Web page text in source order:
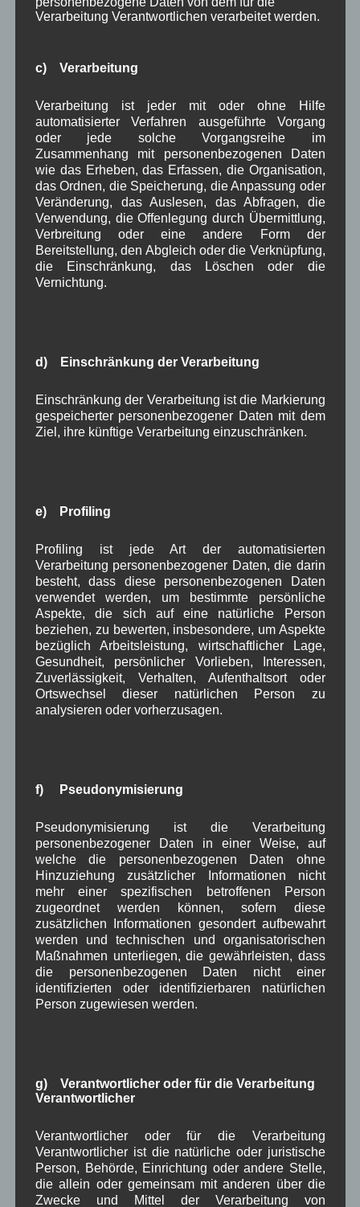
Quelle: Aushang am Rathaus Wallgau
Datenübermittlung für
Wehrverwaltung
Bekanntmachu
ng:
Freiwilliger
Wehrdienst
Übermittlung von
Daten an das
Aushang Rathaus Verwaltung
Blutspenden 30.09.2015
Grund und
Mittelschule
Mauthweg
11, Mittenwald
Disclaimer
Quelle: Aushang am Rathaus Wallgau
Aushang Rathaus,um Wallgau
1.
Baumaßnahme
in der
Dorferneuerun
Baubeginn:
Fußweg „Hölle“ und „Zigarettensteig“ am 21.
September 2015
Bauende:
Voraussichtlich am 20. November 2015
Bauvorhaben,Bildergalerie,Dorferneuerung Video,Woiga.de,
Zigarettensteig
Holzarbeiten am Simetsberg
Verarbeitung Verantwortlichen verarbeitet werden.
c) Verarbeitung
Verarbeitung ist jeder mit oder ohne Hilfe
automatisierter Verfahren ausgeführte Vorgang
oder jede solche Vorgangsreihe im
Zusammenhang mit personenbezogenen Daten
wie das Erheben, das Erfassen, die Organisation,
das Ordnen, die Speicherung, die Anpassung oder
Veränderung, das Auslesen, das Abfragen, die
Verwendung, die Offenlegung durch Übermittlung,
Verbreitung oder eine andere Form der
Bereitstellung, den Abgleich oder die Verknüpfung,
die Einschränkung, das Löschen oder die
Vernichtung.
d) Einschränkung der Verarbeitung
Einschränkung der Verarbeitung ist die Markierung
gespeicherter personenbezogener Daten mit dem
Ziel, ihre künftige Verarbeitung einzuschränken.
e) Profiling
Profiling ist jede Art der automatisierten
Verarbeitung personenbezogener Daten, die darin
besteht, dass diese personenbezogenen Daten
verwendet werden, um bestimmte persönliche
Aspekte, die sich auf eine natürliche Person
beziehen, zu bewerten, insbesondere, um Aspekte
bezüglich Arbeitsleistung, wirtschaftlicher Lage,
Gesundheit, persönlicher Vorlieben, Interessen,
Zuverlässigkeit, Verhalten, Aufenthaltsort oder
Ortswechsel dieser natürlichen Person zu
analysieren oder vorherzusagen.
f) Pseudonymisierung
Pseudonymisierung ist die Verarbeitung
personenbezogener Daten in einer Weise, auf
welche die personenbezogenen Daten ohne
Hinzuziehung zusätzlicher Informationen nicht
mehr einer spezifischen betroffenen Person
zugeordnet werden können, sofern diese
zusätzlichen Informationen gesondert aufbewahrt
werden und technischen und organisatorischen
Maßnahmen unterliegen, die gewährleisten, dass
die personenbezogenen Daten nicht einer
identifizierten oder identifizierbaren natürlichen
Person zugewiesen werden.
g) Verantwortlicher oder für die Verarbeitung
Verantwortlicher
Verantwortlicher oder für die Verarbeitung
Verantwortlicher ist die natürliche oder juristische
Person, Behörde, Einrichtung oder andere Stelle,
die allein oder gemeinsam mit anderen über die
Zwecke und Mittel der Verarbeitung von